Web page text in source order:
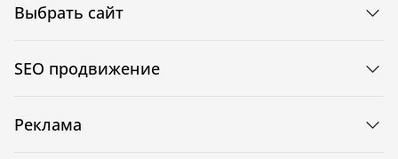
Выбрать сайт
SEO продвижение
Реклама